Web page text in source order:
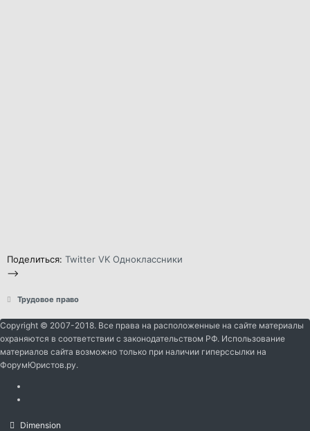
Поделиться: Twitter VK Одноклассники
-->
Трудовое право
Copyright © 2007-2018. Все права на расположенные на сайте материалы
охраняются в соответствии с законодательством РФ. Использование
материалов сайта возможно только при наличии гиперссылки на
ФорумЮристов.ру.
Dimension